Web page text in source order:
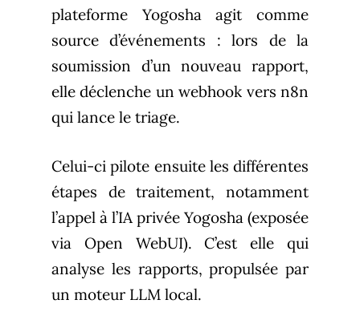
plateforme Yogosha agit comme
source d’événements : lors de la
soumission d’un nouveau rapport,
elle déclenche un webhook vers n8n
qui lance le triage.
Celui-ci pilote ensuite les différentes
étapes de traitement, notamment
l’appel à l’IA privée Yogosha (exposée
via Open WebUI). C’est elle qui
analyse les rapports, propulsée par
un moteur LLM local.